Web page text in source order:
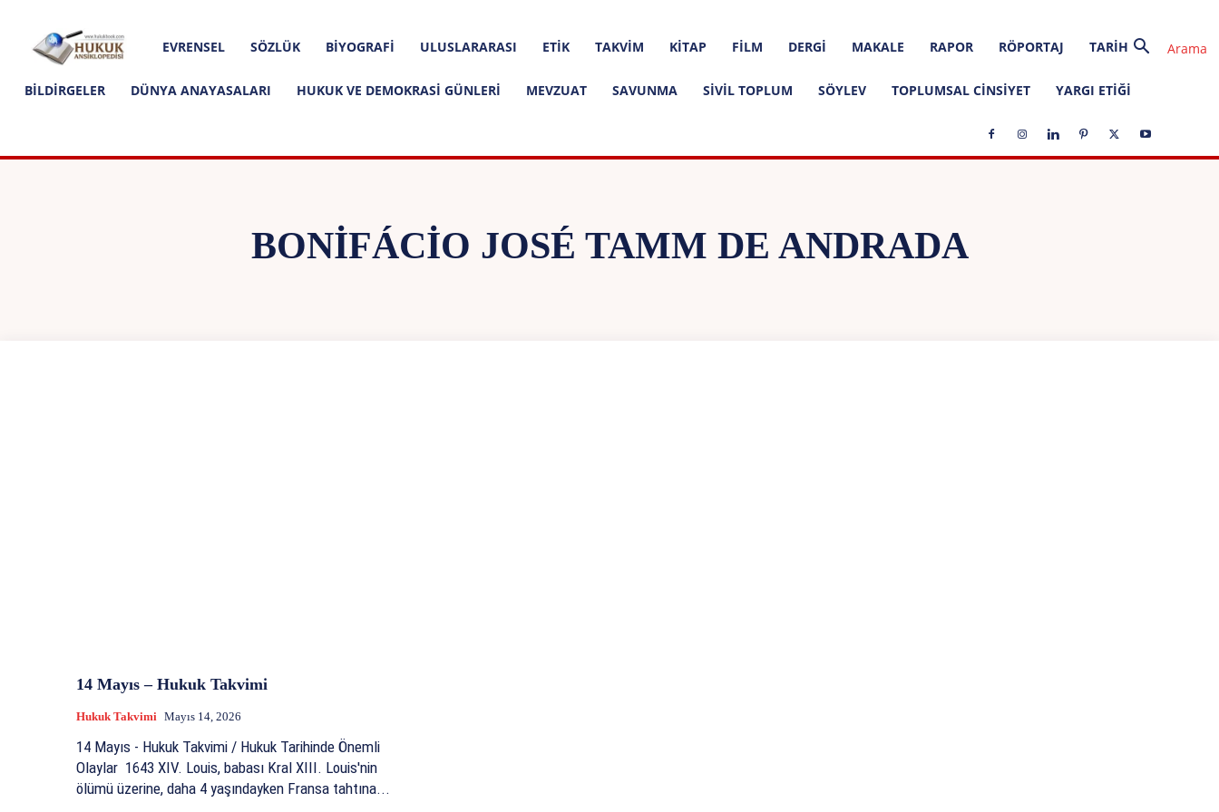
Hukuk
Ansiklopedisi
EVRENSEL SÖZLÜK BIYOGRAFI ULUSLARARASI ETIK TAKVIM KITAP FILM DERGI MAKALE RAPOR RÖPORTAJ TARIH
BILDIRGELER DÜNYA ANAYASALARI HUKUK VE DEMOKRASI GÜNLERI MEVZUAT SAVUNMA SIVIL TOPLUM SÖYLEV TOPLUMSAL CINSIYET YARGI ETIĞI
BONIFÁCIO JOSÉ TAMM DE ANDRADA
14 Mayıs – Hukuk Takvimi
Hukuk Takvimi Mayıs 14, 2026
14 Mayıs - Hukuk Takvimi / Hukuk Tarihinde Önemli
Olaylar 1643 XIV. Louis, babası Kral XIII. Louis'nin
ölümü üzerine, daha 4 yaşındayken Fransa tahtına...